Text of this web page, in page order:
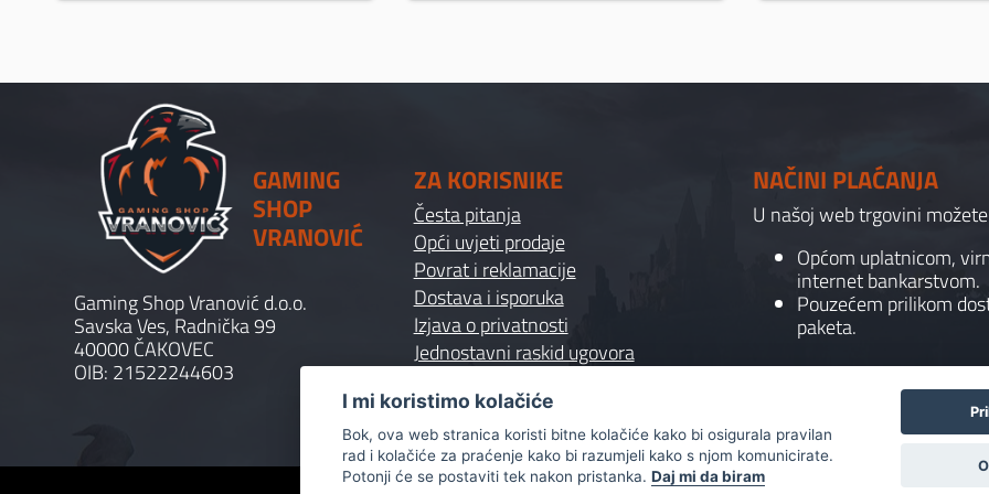
GAMING
SHOP
VRANOVIĆ
Gaming Shop Vranović d.o.o.
Savska Ves, Radnička 99
40000 ČAKOVEC
OIB: 21522244603
ZA KORISNIKE
Česta pitanja
Opći uvjeti prodaje
Povrat i reklamacije
Dostava i isporuka
Izjava o privatnosti
Jednostavni raskid ugovora
NAČINI PLAĆANJA
U našoj web trgovini
Općom uplatnicom,
internet bankarstvom.
Pouzećem prilikom
paketa.
Copyright 2022© Gaming Shop Vranović - All rights reserved
I mi koristimo kolačiće
Bok, ova web stranica koristi bitne kolačiće kako bi osigurala pravilan
rad i kolačiće za praćenje kako bi razumjeli kako s njom komunicirate.
Potonji će se postaviti tek nakon pristanka.Daj mi da biram